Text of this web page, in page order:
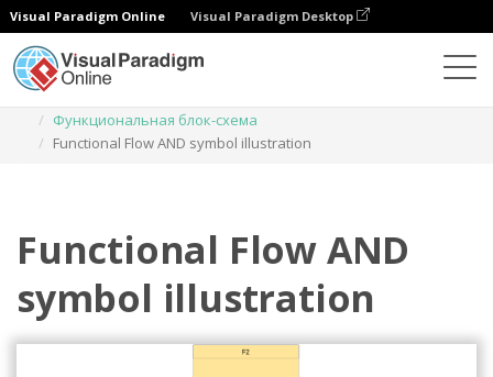
Visual Paradigm Online Visual Paradigm Desktop
Функциональная блок-схема
Functional Flow AND symbol illustration
Functional Flow AND
symbol illustration